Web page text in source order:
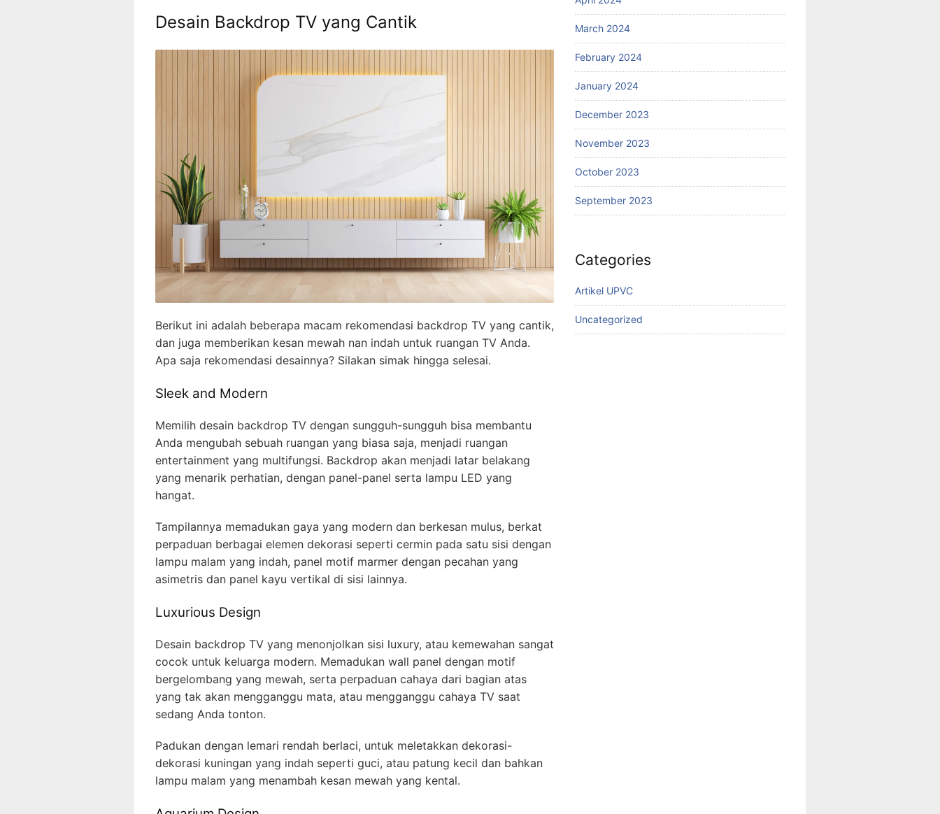
Desain Backdrop TV yang Cantik
Berikut ini adalah beberapa macam rekomendasi backdrop TV yang cantik,
dan juga memberikan kesan mewah nan indah untuk ruangan TV Anda.
Apa saja rekomendasi desainnya? Silakan simak hingga selesai.
Sleek and Modern
Memilih desain backdrop TV dengan sungguh-sungguh bisa membantu
Anda mengubah sebuah ruangan yang biasa saja, menjadi ruangan
entertainment yang multifungsi. Backdrop akan menjadi latar belakang
yang menarik perhatian, dengan panel-panel serta lampu LED yang
hangat.
Tampilannya memadukan gaya yang modern dan berkesan mulus, berkat
perpaduan berbagai elemen dekorasi seperti cermin pada satu sisi dengan
lampu malam yang indah, panel motif marmer dengan pecahan yang
asimetris dan panel kayu vertikal di sisi lainnya.
Luxurious Design
Desain backdrop TV yang menonjolkan sisi luxury, atau kemewahan sangat
cocok untuk keluarga modern. Memadukan wall panel dengan motif
bergelombang yang mewah, serta perpaduan cahaya dari bagian atas
yang tak akan mengganggu mata, atau mengganggu cahaya TV saat
sedang Anda tonton.
Padukan dengan lemari rendah berlaci, untuk meletakkan dekorasi-
dekorasi kuningan yang indah seperti guci, atau patung kecil dan bahkan
lampu malam yang menambah kesan mewah yang kental.
March 2024
February 2024
January 2024
December 2023
November 2023
October 2023
September 2023
Categories
Artikel UPVC
Uncategorized